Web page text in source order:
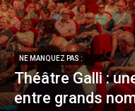
NE MANQUEZ PAS :
Théâtre Galli :
entre grands